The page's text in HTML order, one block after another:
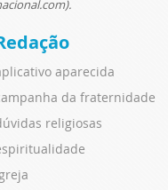
aparecida
da fraternidade
religiosas